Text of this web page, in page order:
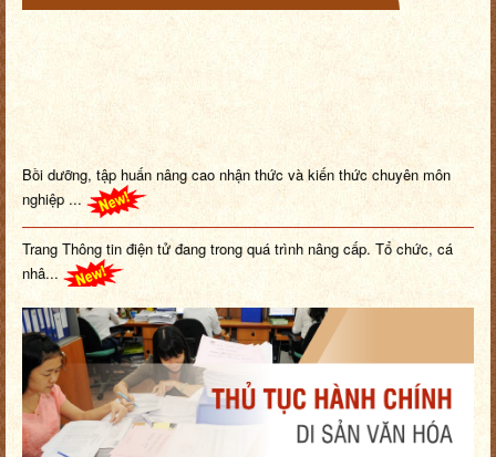
Bồi dưỡng, tập huấn nâng cao nhận thức và kiến thức chuyên môn
nghiệp ...
Trang Thông tin điện tử đang trong quá trình nâng cấp. Tổ chức, cá
nhâ...